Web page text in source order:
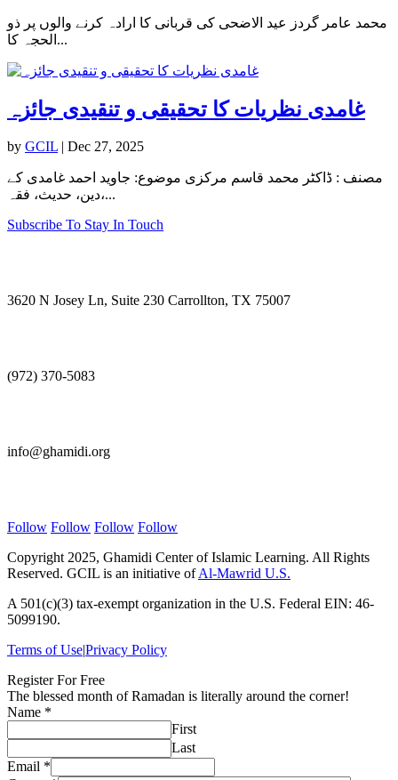
محمد عامر گردز عید الاضحی کی قربانی کا ارادہ کرنے والوں پر ذو
الحجہ کا...
غامدی نظریات کا تحقیقی و تنقیدی جائزہ
by GCIL | Dec 27, 2025
مصنف : ڈاکٹر محمد قاسم مرکزی موضوع: جاوید احمد غامدی کے
دین، حدیث، فقہ،...
Subscribe To Stay In Touch
3620 N Josey Ln, Suite 230 Carrollton, TX 75007
(972) 370-5083
info@ghamidi.org
Follow Follow Follow Follow
Copyright 2025, Ghamidi Center of Islamic Learning. All Rights
Reserved. GCIL is an initiative ofAl-Mawrid U.S.
A 501(c)(3) tax-exempt organization in the U.S. Federal EIN: 46-
5099190.
Terms of Use|Privacy Policy
Register For Free
The blessed month of Ramadan is literally around the corner!
Name
Email
Name *
First
Last
Email *